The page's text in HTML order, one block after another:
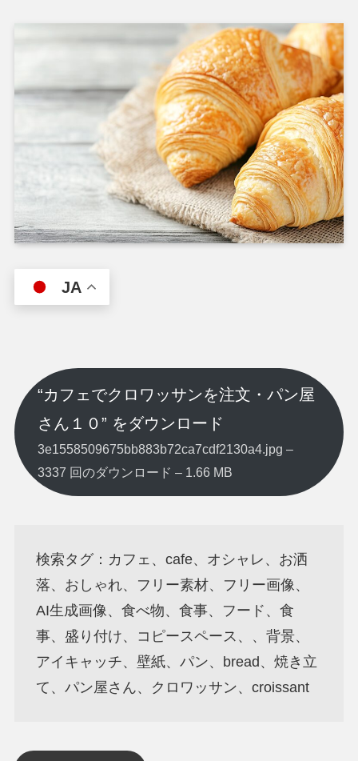
JA
“カフェでクロワッサンを注文・パン屋
さん１０” をダウンロード
3e1558509675bb883b72ca7cdf2130a4.jpg –
3337 回のダウンロード – 1.66 MB
検索タグ：カフェ、cafe、オシャレ、お洒
落、おしゃれ、フリー素材、フリー画像、
AI生成画像、食べ物、食事、フード、食
事、盛り付け、コピースペース、、背景、
アイキャッチ、壁紙、パン、bread、焼き立
て、パン屋さん、クロワッサン、croissant